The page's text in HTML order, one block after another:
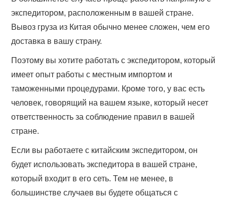
экспедитором, расположенным в вашей стране.
Вывоз груза из Китая обычно менее сложен, чем его
доставка в вашу страну.
Поэтому вы хотите работать с экспедитором, который
имеет опыт работы с местным импортом и
таможенными процедурами. Кроме того, у вас есть
человек, говорящий на вашем языке, который несет
ответственность за соблюдение правил в вашей
стране.
Если вы работаете с китайским экспедитором, он
будет использовать экспедитора в вашей стране,
который входит в его сеть. Тем не менее, в
большинстве случаев вы будете общаться с